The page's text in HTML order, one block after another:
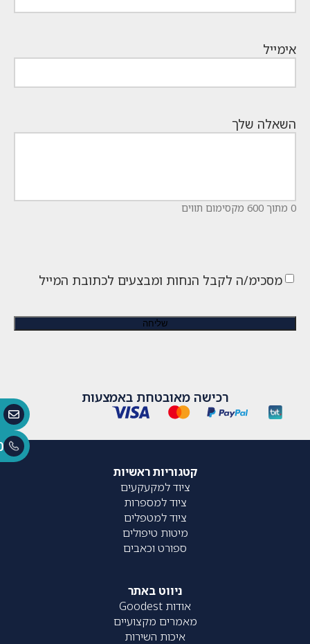
אימייל
השאלה שלך
0 מתוך 600 מקסימום תווים
מסכימ/ה לקבל הנחות ומבצעים לכתובת המייל
רכישה מאובטחת באמצעות
קטגוריות ראשיות
ציוד למקעקעים
ציוד למספרות
ציוד למטפלים
מיטות טיפולים
ספורט וכאבים
ניווט באתר
אודות Goodest
מאמרים מקצועיים
איכות השירות